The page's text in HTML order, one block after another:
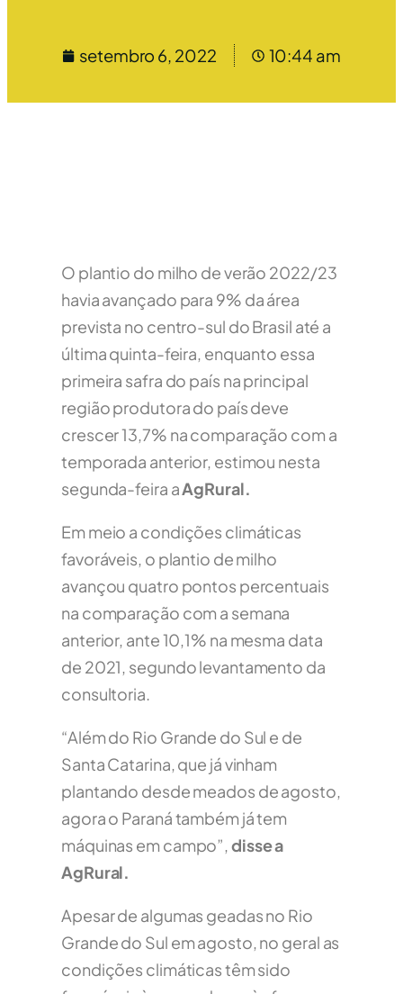
setembro 6, 2022 10:44 am
O plantio do milho de verão 2022/23
havia avançado para 9% da área
prevista no centro-sul do Brasil até a
última quinta-feira, enquanto essa
primeira safra do país na principal
região produtora do país deve
crescer 13,7% na comparação com a
temporada anterior, estimou nesta
segunda-feira aAgRural.
Em meio a condições climáticas
favoráveis, o plantio de milho
avançou quatro pontos percentuais
na comparação com a semana
anterior, ante 10,1% na mesma data
de 2021, segundo levantamento da
consultoria.
“Além do Rio Grande do Sul e de
Santa Catarina, que já vinham
plantando desde meados de agosto,
agora o Paraná também já tem
máquinas em campo”,disse a
AgRural.
Apesar de algumas geadas no Rio
Grande do Sul em agosto, no geral as
condições climáticas têm sido